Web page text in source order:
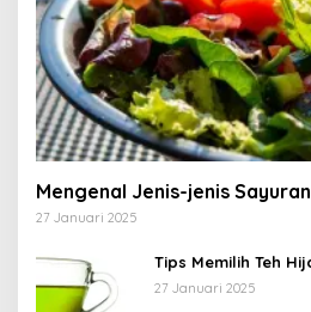
Mengenal Jenis-jenis
27 Januari 2025
Tips Memilih Teh
27 Januari 2025